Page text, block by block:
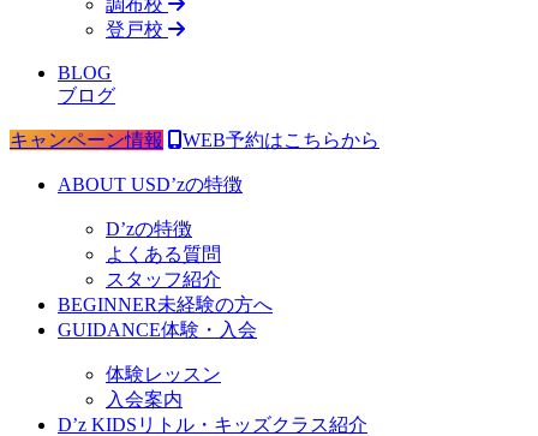
登戸校
BLOG
ブログ
キャンペーン情報 WEB予約はこちらから
ABOUT USD’zの特徴
D’zの特徴
よくある質問
スタッフ紹介
BEGINNER未経験の方へ
GUIDANCE体験・入会
体験レッスン
入会案内
D’z KIDS リトル・キッズクラス紹介